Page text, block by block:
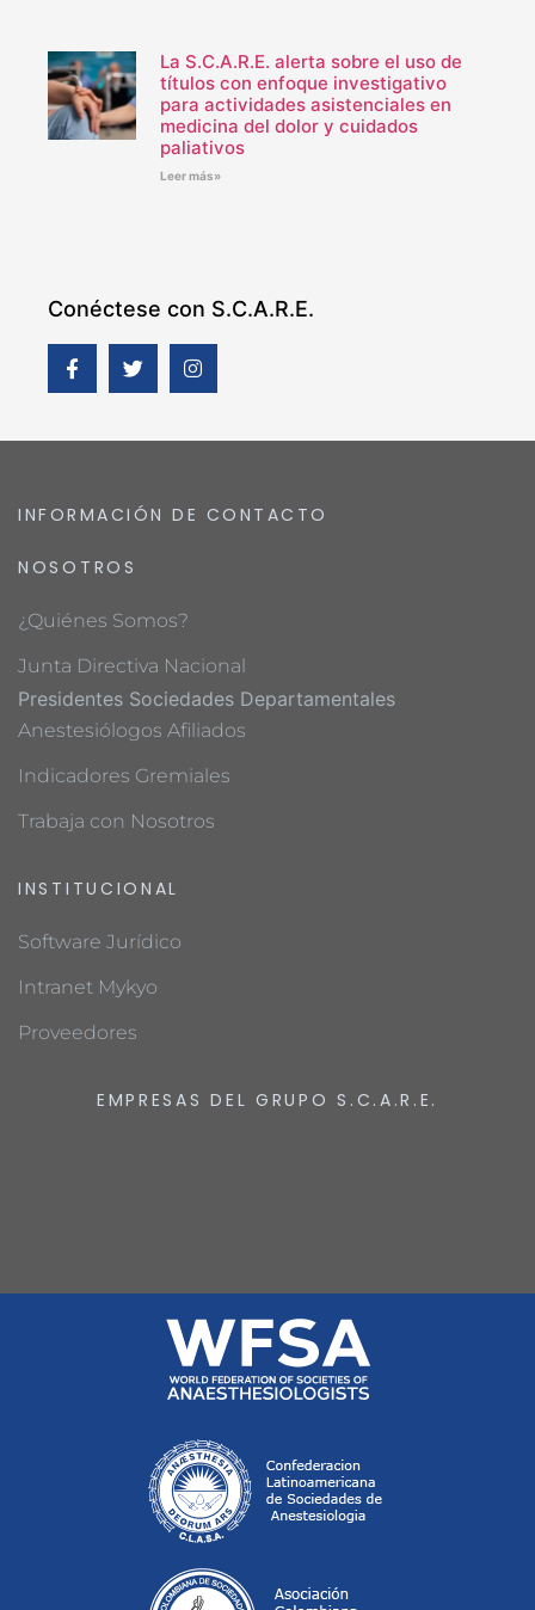
La S.C.A.R.E. alerta sobre el uso de
títulos con enfoque investigativo
para actividades asistenciales en
medicina del dolor y cuidados
paliativos
Leer más»
Conéctese con S.C.A.R.E.
INFORMACIÓN DE CONTACTO
NOSOTROS
¿Quiénes Somos?
Junta Directiva Nacional
Presidentes Sociedades Departamentales
Anestesiólogos Afiliados
Indicadores Gremiales
Trabaja con Nosotros
INSTITUCIONAL
Software Jurídico
Intranet Mykyo
Proveedores
EMPRESAS DEL GRUPO S.C.A.R.E.